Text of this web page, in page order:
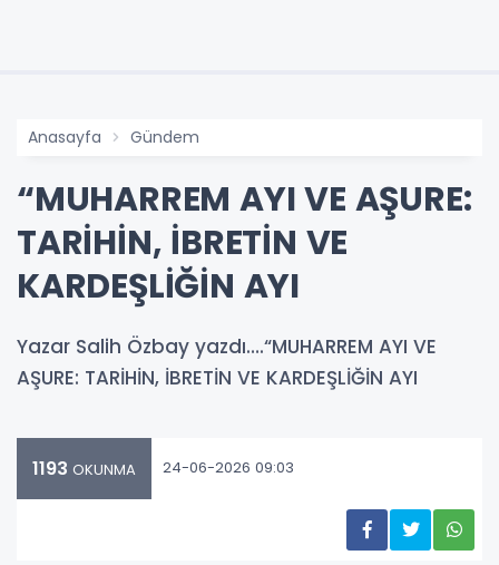
Anasayfa Gündem
“MUHARREM AYI VE AŞURE:
TARİHİN, İBRETİN VE
KARDEŞLİĞİN AYI
Yazar Salih Özbay yazdı….“MUHARREM AYI VE
AŞURE: TARİHİN, İBRETİN VE KARDEŞLİĞİN AYI
1193 OKUNMA 24-06-2026 09:03